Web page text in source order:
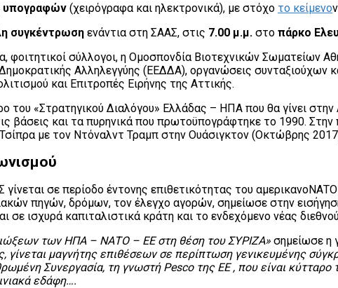
υπογραφών (χειρόγραφα και ηλεκτρονικά), με στόχο το κείμενο
συγκέντρωση ενάντια στη ΣΑΑΣ, στις 7.00 μ.μ. στο πάρκο
φοιτητικοί σύλλογοι, η Ομοσπονδία Βιοτεχνικών Σωματείων
Αλληλεγγύης (ΕΕΔΔΑ), οργανώσεις συνταξιούχων
και Επιτροπές Ειρήνης της Αττικής.
του «Στρατηγικού Διαλόγου» Ελλάδας – ΗΠΑ που θα γίνει
βάσεις και τα πυρηνικά που πρωτοϋπογράφτηκε το 1990.
με τον Ντόναλντ Τραμπ στην Ουάσιγκτον (Οκτώβρης
σε περίοδο έντονης επιθετικότητας του
πηγών, δρόμων, τον έλεγχο αγορών, σημείωσε στην
ισχυρά καπιταλιστικά κράτη και το ενδεχόμενο νέας
των ΗΠΑ – ΝΑΤΟ – ΕΕ στη θέση του ΣΥΡΙΖΑ» σημείωσε η
γίνεται μαγνήτης επιθέσεων σε περίπτωση γενικευμένης
Συνεργασία, τη γνωστή Pesco της ΕΕ , που είναι
εδάφη….